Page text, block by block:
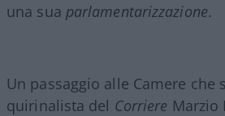
una sua parlamentarizzazione.
Un passaggio alle Camere che
quirinalista del Corriere Marzio